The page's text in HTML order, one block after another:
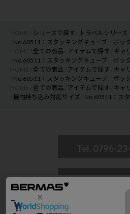
シリーズで探す
トラベルシリーズ
No.60511：スタッキングキューブ ボッ
全ての商品 アイテムで探す キャ
No.60511：スタッキングキューブ ボッ
全ての商品 アイテムで探す キャ
No.60511：スタッキングキューブ ボッ
全ての商品 アイテムで探す キャ
機内持ち込み対応サイズ
No.60511：ス
© 2018